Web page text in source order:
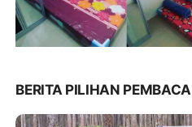
BERITA PILIHAN PEMBACA